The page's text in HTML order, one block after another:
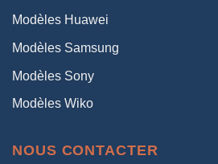
Modèles Huawei
Modèles Samsung
Modèles Sony
Modèles Wiko
NOUS CONTACTER